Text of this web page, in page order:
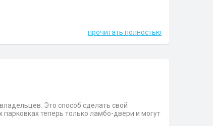
прочитать полностью
Это способ сделать свой
теперь только ламбо-двери и могут